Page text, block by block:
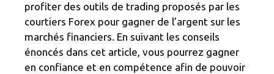
profiter des outils de trading proposés par les
courtiers Forex pour gagner de l’argent sur les
marchés financiers. En suivant les conseils
énoncés dans cet article, vous pourrez gagner
en confiance et en compétence afin de pouvoir